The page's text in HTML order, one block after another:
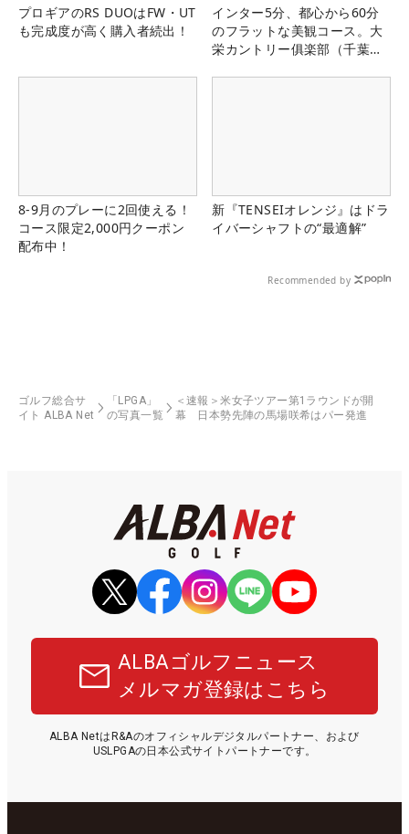
プロギアのRS DUOはFW・UT
も完成度が高く購入者続出！
インター5分、都心から60分
のフラットな美観コース。大
栄カントリー俱楽部（千葉
8-9月のプレーに2回使える！
コース限定2,000円クーポン
配布中！
新『TENSEIオレンジ』はドラ
イバーシャフトの“最適解”
Recommended by
ゴルフ総合サ
イト ALBA Net
「LPGA」
の写真一覧
＜速報＞米女子ツアー第1ラウンドが開
幕 日本勢先陣の馬場咲希はパー発進
ALBAゴルフニュース
メルマガ登録はこちら
ALBA NetはR&Aのオフィシャルデジタルパートナー、および
USLPGAの日本公式サイトパートナーです。